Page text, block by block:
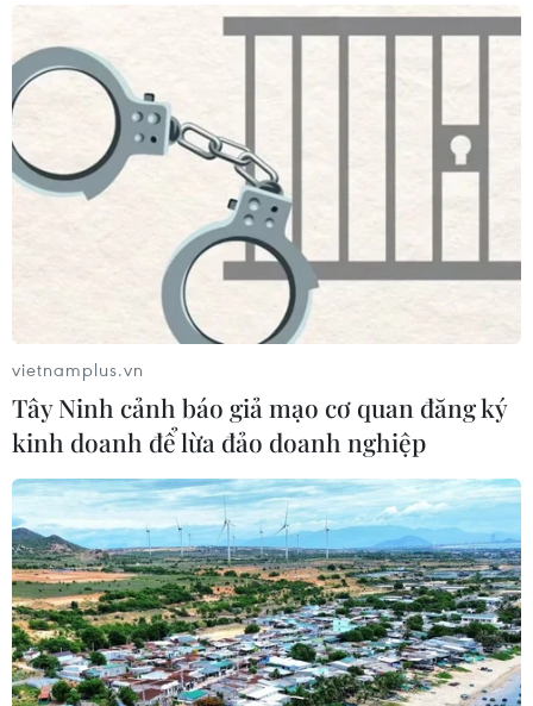
vietnamplus.vn
Tây Ninh cảnh báo giả mạo cơ quan đăng ký
kinh doanh để lừa đảo doanh nghiệp